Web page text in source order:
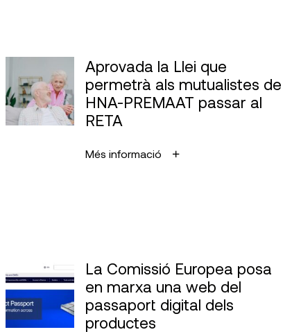
Aprovada la Llei que
permetrà als mutualistes de
HNA-PREMAAT passar al
RETA
Més informació
La Comissió Europea posa
en marxa una web del
passaport digital dels
productes